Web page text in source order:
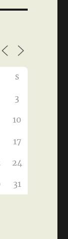
S
3
10
17
24
31